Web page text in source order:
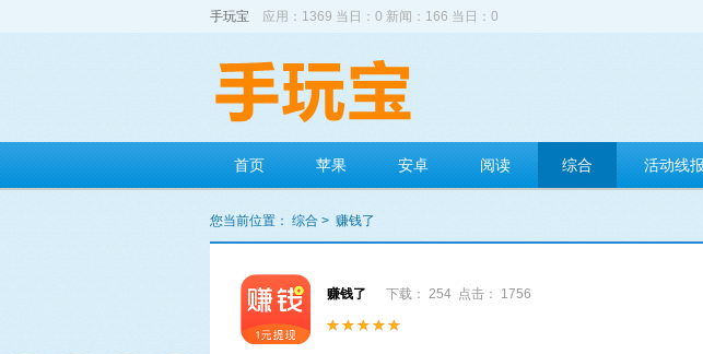
手玩宝 应用：1369 当日：0 新闻：166 当日：0
首页 苹果 安卓 阅读 综合 活动线报
您当前位置： 综合 > 赚钱了
赚钱了 下载： 254 点击： 1756